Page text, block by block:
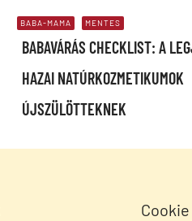
BABA-MAMA MENTES
BABAVÁRÁS CHECKLIST: A
HAZAI NATÚRKOZMETIKUMOK
ÚJSZÜLÖTTEKNEK